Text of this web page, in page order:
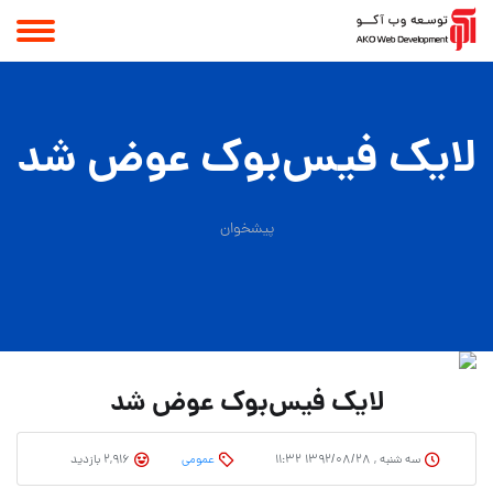
لایک فیس‌بوک عوض شد
پیشخوان
لایک فیس‌بوک عوض شد
سه شنبه , ۱۳۹۲/۰۸/۲۸ ۱۱:۳۲ عمومی